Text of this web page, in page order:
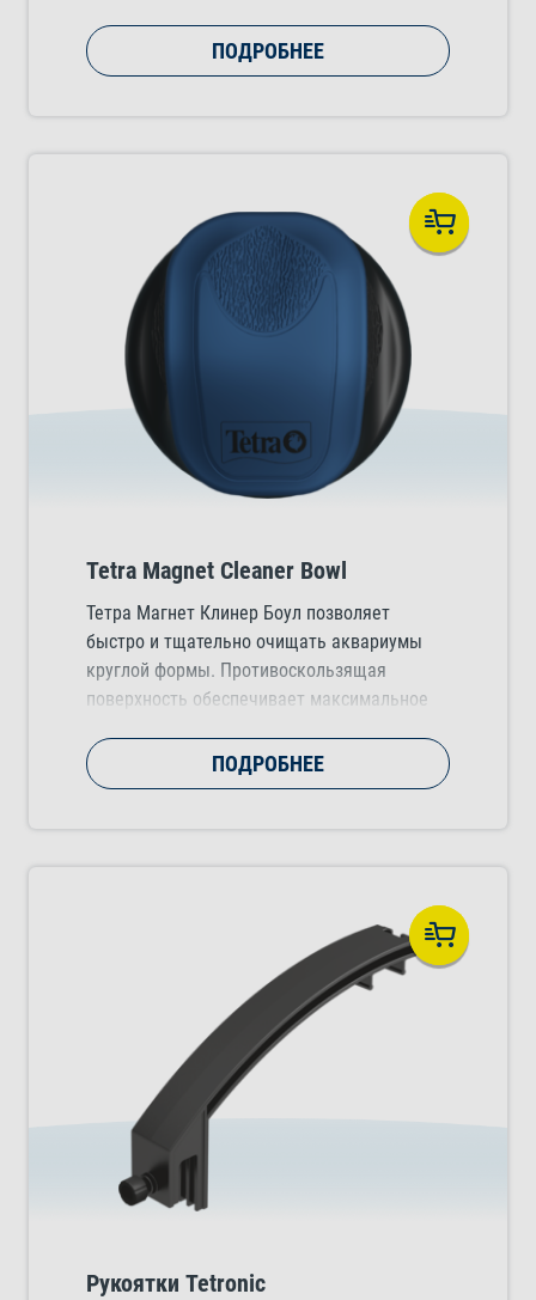
аквариума.
ПОДРОБНЕЕ
Tetra Magnet Cleaner Bowl
Тетра Магнет Клинер Боул позволяет
быстро и тщательно очищать аквариумы
круглой формы. Противоскользящая
поверхность обеспечивает максимальное
благодаря эргономичной форме Магнет
Клинер удобно помещается в руке.
ПОДРОБНЕЕ
Рукоятки Tetronic